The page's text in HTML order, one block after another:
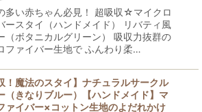
多い赤ちゃん必見！ 超吸収☆マイクロ
ースタイ（ハンドメイド） リバティ風
（ボタニカルグリーン） 吸収力抜群の
ファイバー生地で ふんわり柔…
！魔法のスタイ】ナチュラルサークル
（きなりブルー）【ハンドメイド】マ
ァイバー×コットン生地のよだれかけ